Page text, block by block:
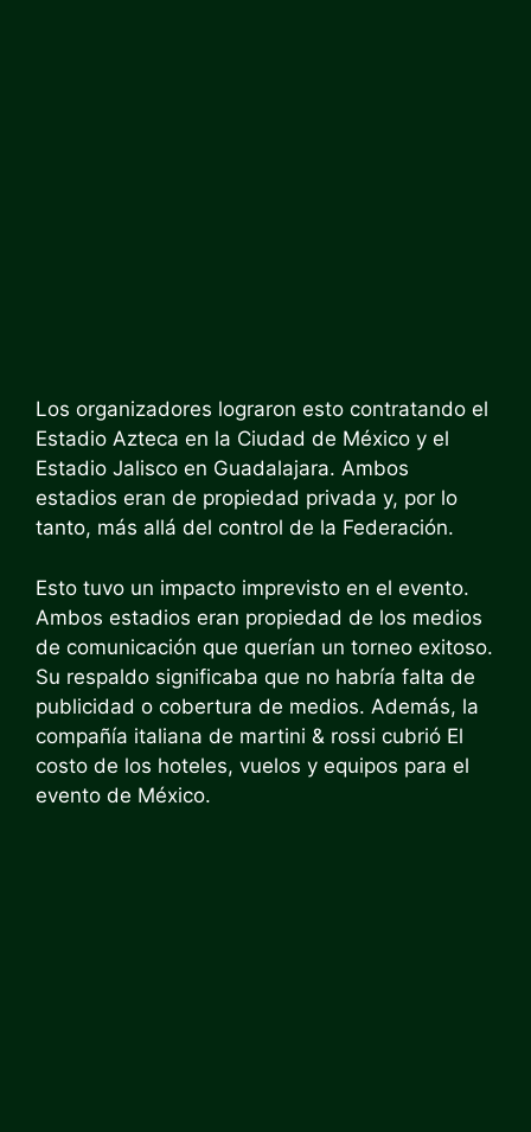
Los organizadores lograron esto contratando el
Estadio Azteca en la Ciudad de México y el
Estadio Jalisco en Guadalajara. Ambos
estadios eran de propiedad privada y, por lo
tanto, más allá del control de la Federación.
Esto tuvo un impacto imprevisto en el evento.
Ambos estadios eran propiedad de los medios
de comunicación que querían un torneo exitoso.
Su respaldo significaba que no habría falta de
publicidad o cobertura de medios. Además, la
compañía italiana de martini & rossi cubrió El
costo de los hoteles, vuelos y equipos para el
evento de México.